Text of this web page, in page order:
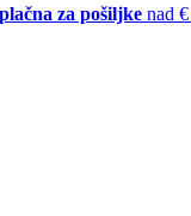
za pošiljke nad